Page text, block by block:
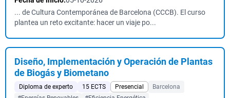
... de Cultura Contemporánea de Barcelona (CCCB). El curso
plantea un reto excitante: hacer un viaje po...
Diseño, Implementación y Operación de Plantas
de Biogás y Biometano
Diploma de experto 15 ECTS Presencial
Barcelona